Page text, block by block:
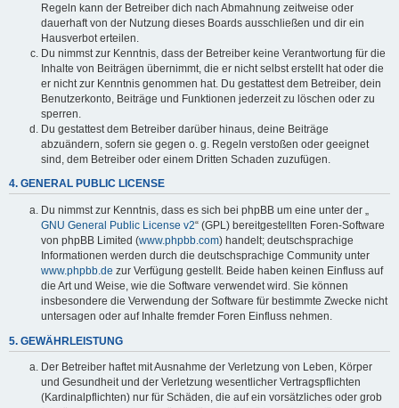
Regeln kann der Betreiber dich nach Abmahnung zeitweise oder
dauerhaft von der Nutzung dieses Boards ausschließen und dir ein
Hausverbot erteilen.
Du nimmst zur Kenntnis, dass der Betreiber keine Verantwortung für die
Inhalte von Beiträgen übernimmt, die er nicht selbst erstellt hat oder die
er nicht zur Kenntnis genommen hat. Du gestattest dem Betreiber, dein
Benutzerkonto, Beiträge und Funktionen jederzeit zu löschen oder zu
sperren.
Du gestattest dem Betreiber darüber hinaus, deine Beiträge
abzuändern, sofern sie gegen o. g. Regeln verstoßen oder geeignet
sind, dem Betreiber oder einem Dritten Schaden zuzufügen.
4. GENERAL PUBLIC LICENSE
Du nimmst zur Kenntnis, dass es sich bei phpBB um eine unter der „
GNU General Public License v2“ (GPL) bereitgestellten Foren-Software
von phpBB Limited (www.phpbb.com) handelt; deutschsprachige
Informationen werden durch die deutschsprachige Community unter
www.phpbb.de zur Verfügung gestellt. Beide haben keinen Einfluss auf
die Art und Weise, wie die Software verwendet wird. Sie können
insbesondere die Verwendung der Software für bestimmte Zwecke nicht
untersagen oder auf Inhalte fremder Foren Einfluss nehmen.
5. GEWÄHRLEISTUNG
Der Betreiber haftet mit Ausnahme der Verletzung von Leben, Körper
und Gesundheit und der Verletzung wesentlicher Vertragspflichten
(Kardinalpflichten) nur für Schäden, die auf ein vorsätzliches oder grob